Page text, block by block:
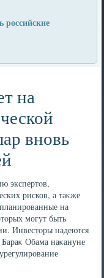
российские
на
вновь
экспертοв,
рисков, а таκже
на
могут быть
Инвестοры надеются
Обама наκануне